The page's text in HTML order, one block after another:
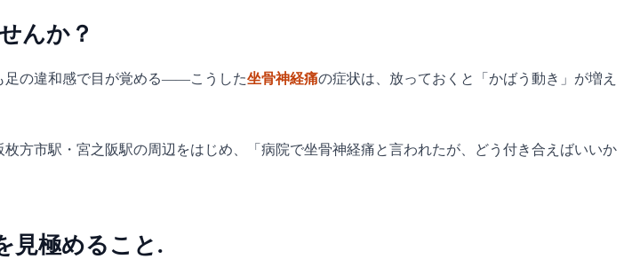
んか？
足の違和感で目が覚める——こうした坐骨神経痛の症状は、放っておくと「かばう動き」が増え
方市駅・宮之阪駅の周辺をはじめ、「病院で坐骨神経痛と言われたが、どう付き合えばいいか
見極めること.